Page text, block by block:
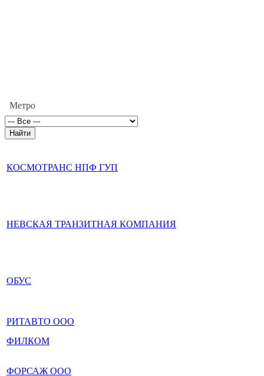
Метро
КОСМОТРАНС НПФ ГУП
НЕВСКАЯ ТРАНЗИТНАЯ КОМПАНИЯ
ОБУС
РИТАВТО ООО
ФИЛКОМ
ФОРСАЖ ООО